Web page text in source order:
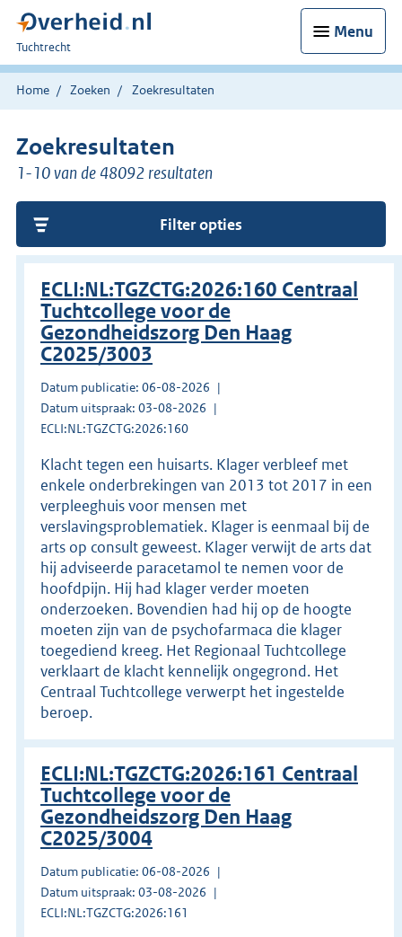
Menu
U
bent
hier:
Tuchtrecht
Home Zoeken Zoekresultaten
Zoekresultaten
1-10 van de 48092 resultaten
Filter opties
ECLI:NL:TGZCTG:2026:160 Centraal
Tuchtcollege voor de
Gezondheidszorg Den Haag
C2025/3003
Datum publicatie: 06-08-2026
Datum uitspraak: 03-08-2026
ECLI:NL:TGZCTG:2026:160
Klacht tegen een huisarts. Klager verbleef met
enkele onderbrekingen van 2013 tot 2017 in een
verpleeghuis voor mensen met
verslavingsproblematiek. Klager is eenmaal bij de
arts op consult geweest. Klager verwijt de arts dat
hij adviseerde paracetamol te nemen voor de
hoofdpijn. Hij had klager verder moeten
onderzoeken. Bovendien had hij op de hoogte
moeten zijn van de psychofarmaca die klager
toegediend kreeg. Het Regionaal Tuchtcollege
verklaart de klacht kennelijk ongegrond. Het
Centraal Tuchtcollege verwerpt het ingestelde
beroep.
ECLI:NL:TGZCTG:2026:161 Centraal
Tuchtcollege voor de
Gezondheidszorg Den Haag
C2025/3004
Datum publicatie: 06-08-2026
Datum uitspraak: 03-08-2026
ECLI:NL:TGZCTG:2026:161